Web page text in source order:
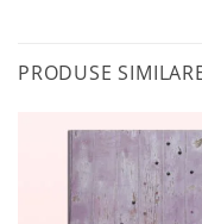
PRODUSE